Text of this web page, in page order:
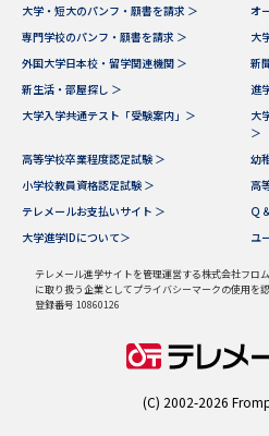
大学・短大のパンフ・願書を請求 ＞
オ
専門学校のパンフ・願書を請求 ＞
大
外国大学日本校・留学関連機関 ＞
新
新生活・部屋探し ＞
進
大学入学共通テスト「受験案内」＞
大
＞
高等学校卒業程度認定試験 ＞
幼
小学校教員資格認定試験 ＞
高
テレメールお支払いサイト ＞
Ｑ
大学進学IDについて＞
ユ
テレメール進学サイトを管理運営する株式会社フロ
に取り扱う企業としてプライバシーマークの使用を
登録番号 10860126
(C) 2002-2026